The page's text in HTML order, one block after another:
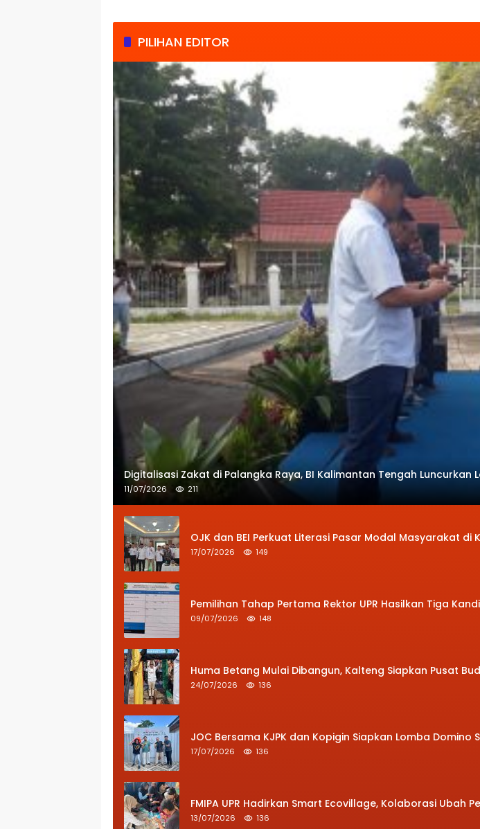
PILIHAN EDITOR
Digitalisasi Zakat di Palangka Raya, BI Kalimantan Tengah Luncurkan
11/07/2026 211
OJK dan BEI Perkuat Literasi Pasar Modal Masyarakat di
17/07/2026 149
Pemilihan Tahap Pertama Rektor UPR Hasilkan Tiga
09/07/2026 148
Huma Betang Mulai Dibangun, Kalteng Siapkan Pusat
24/07/2026 136
JOC Bersama KJPK dan Kopigin Siapkan Lomba Domino
17/07/2026 136
FMIPA UPR Hadirkan Smart Ecovillage, Kolaborasi Ubah
13/07/2026 136